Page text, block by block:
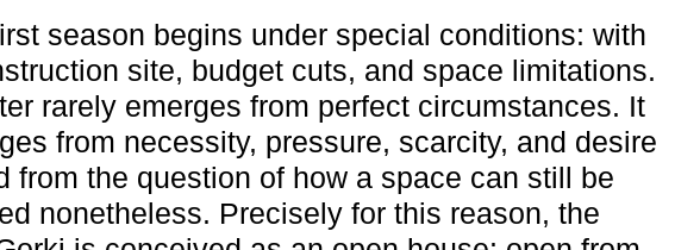
season begins under special conditions: with
site, budget cuts, and space limitations.
rarely emerges from perfect circumstances. It
from necessity, pressure, scarcity, and desire
from the question of how a space can still be
nonetheless. Precisely for this reason, the